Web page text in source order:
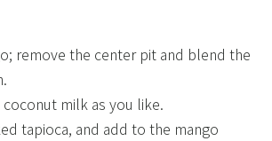
remove the center pit and blend the
milk as you like.
tapioca, and add to the mango